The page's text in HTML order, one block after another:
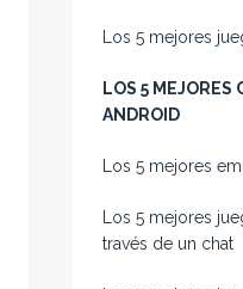
Los
LOS 5 MEJORES
ANDROID
Los 5 mejores
Los 5 mejores
través de un chat